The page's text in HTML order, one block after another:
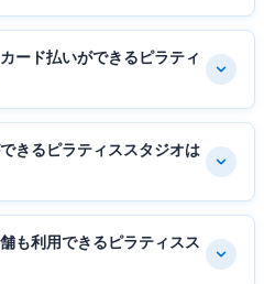
ード払いができるピラティ
きるピラティススタジオは
も利用できるピラティスス